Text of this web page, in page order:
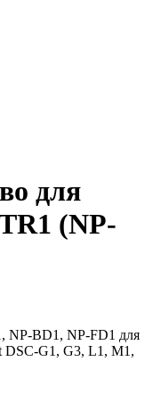
для
(NP-
NP-BD1, NP-FD1 для
DSC-G1, G3, L1, M1,